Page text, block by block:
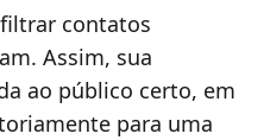
contatos
Assim, sua
ao público certo, em
para uma